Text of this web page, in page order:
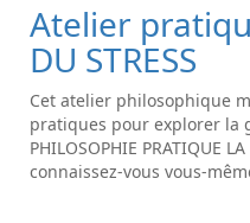
Atelier
DU STRESS
Cet atelier philosophique
pratiques pour explorer la
PHILOSOPHIE PRATIQUE
connaissez-vous vous-